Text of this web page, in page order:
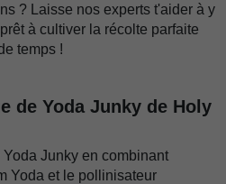
? Laisse nos experts t'aider à y
à cultiver la récolte parfaite
temps !
de Yoda Junky de Holy
Junky en combinant
Yoda et le pollinisateur